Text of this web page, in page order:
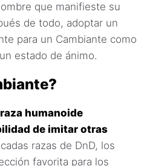
que manifieste su
de todo, adoptar un
para un Cambiante como
estado de ánimo.
humanoide
de imitar otras
razas de DnD, los
favorita para los